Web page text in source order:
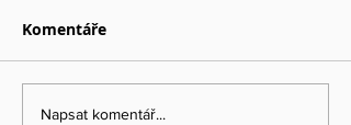
Komentáře
Napsat komentář...